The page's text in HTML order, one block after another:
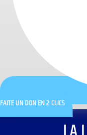
FAITE UN DON EN 2 CLICS